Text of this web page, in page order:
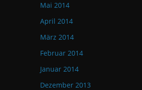
Mai 2014
April 2014
März 2014
Februar 2014
Januar 2014
Dezember 2013